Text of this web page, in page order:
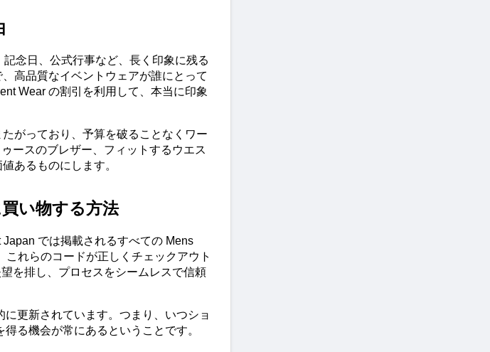
念日、公式行事など、長く印象に残る
高品質なイベントウェアが誰にとって
Wear の割引を利用して、本当に印象
がっており、予算を破ることなくワー
ースのブレザー、フィットするウエス
あるものにします。
い物する方法
では掲載されるすべての Mens
れらのコードが正しくチェックアウト
を排し、プロセスをシームレスで信頼
更新されています。つまり、いつショ
る機会が常にあるということです。